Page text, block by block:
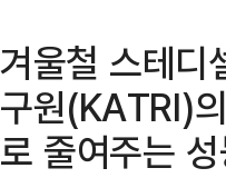
겨울철 스테디
구원(KATRI)
로 줄여주는